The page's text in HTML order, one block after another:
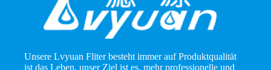
Unsere Lvyuan Fliter besteht immer auf Produktqualität
ist das Leben, unser Ziel ist es, mehr professionelle und